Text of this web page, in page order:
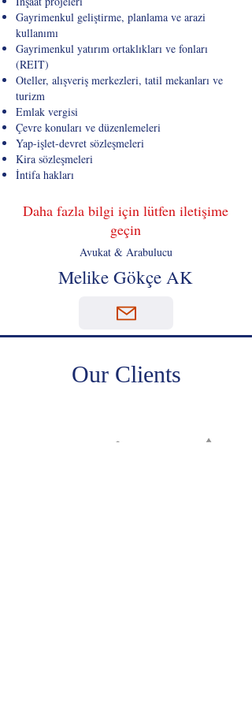
Gayrimenkul geliştirme, planlama ve arazi
kullanımı
Gayrimenkul yatırım ortaklıkları ve fonları
(REIT)
Oteller, alışveriş merkezleri, tatil mekanları ve
turizm
Emlak vergisi
Çevre konuları ve düzenlemeleri
Yap-işlet-devret sözleşmeleri
Kira sözleşmeleri
İntifa hakları
Daha fazla bilgi için lütfen iletişime
geçin
Avukat & Arabulucu
Melike Gökçe AK
Our Clients